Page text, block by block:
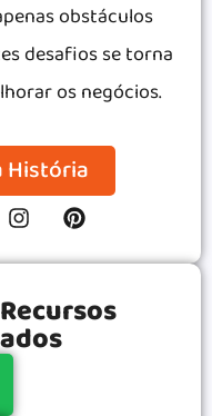
obstáculos
desafios se torna
os negócios.
História